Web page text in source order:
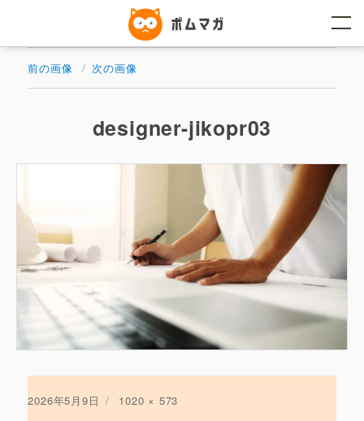
ン
前の画像 次の画像
designer-jikopr03
投
2026年5月9日
フ
1020 × 573